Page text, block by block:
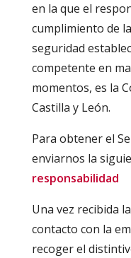
en la que el
cumplimiento de
seguridad
competente en
momentos, es la
Castilla y León.
Para obtener el
enviarnos la
responsabilidad
Una vez recibida
contacto con la
recoger el